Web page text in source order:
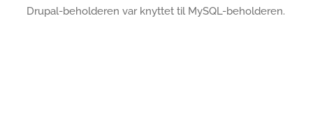
Drupal-beholderen var knyttet til MySQL-beholderen.